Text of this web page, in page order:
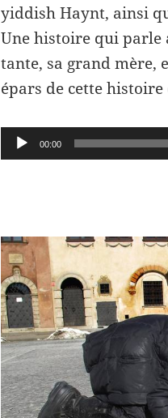
yiddish Haynt, ainsi
Une histoire qui parle
tante, sa grand mère,
épars de cette
Lecteur
audio
00:00